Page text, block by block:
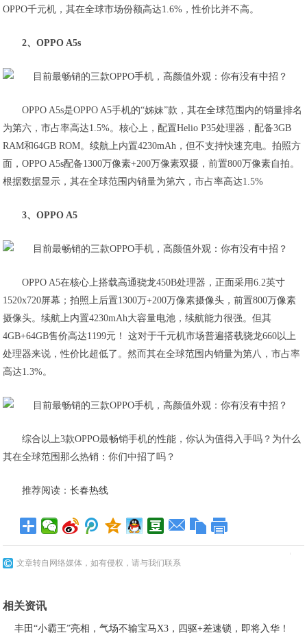
OPPO千元机，其在全球市场份额高达1.6%，性价比并不高。
2、OPPO A5s
OPPO A5s是OPPO A5手机的“姊妹”款，其在全球范围内的销量排名
为第六，市占率高达1.5%。核心上，配置Helio P35处理器，配备3GB
RAM和64GB ROM。续航上内置4230mAh，但不支持快速充电。拍照方
面，OPPO A5s配备1300万像素+200万像素双摄，前置800万像素自拍。
根据数据显示，其在全球范围内销量为第六，市占率高达1.5%
3、OPPO A5
OPPO A5在核心上搭载高通骁龙450B处理器，正面采用6.2英寸
1520x720屏幕；拍照上后置1300万+200万像素摄像头，前置800万像素
摄像头。续航上内置4230mAh大容量电池，续航能力很强。但其
4GB+64GB售价高达1199元！ 这对于千元机市场普遍搭载骁龙660以上
处理器来说，性价比超低了。然而其在全球范围内销量为第八，市占率
高达1.3%。
综合以上3款OPPO最畅销手机的性能，你认为值得入手吗？为什么
其在全球范围那么热销：你们中招了吗？
推荐阅读：长春热线
文章转自网络媒体，如有侵权，请与我们联系
相关资讯
丰田“小霸王”亮相，气场不输宝马X3，四驱+差速锁，即将入华！